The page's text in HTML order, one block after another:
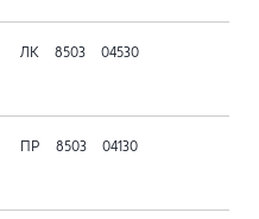
ЛК 8503 04530
ПР 8503 04130